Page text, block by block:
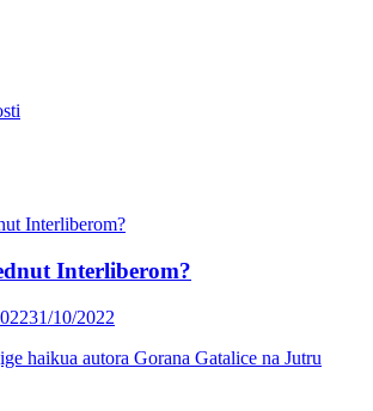
Interliberom?
31/10/2022